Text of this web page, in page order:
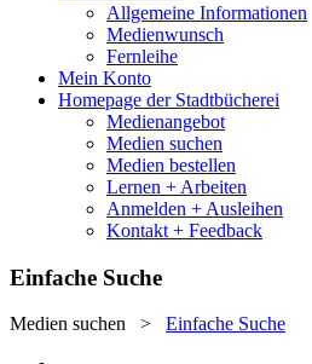
Allgemeine Informationen
Medienwunsch
Fernleihe
Mein Konto
Homepage der Stadtbücherei
Medienangebot
Medien suchen
Medien bestellen
Lernen + Arbeiten
Anmelden + Ausleihen
Kontakt + Feedback
Einfache Suche
Medien suchen > Einfache Suche